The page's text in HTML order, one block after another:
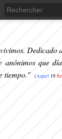
Dedicado
que
tiempo." (Aquel 19 S